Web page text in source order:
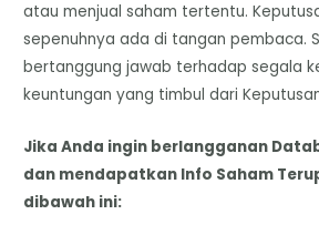
atau menjual saham tertentu.
sepenuhnya ada di tangan pembaca.
bertanggung jawab terhadap segala
keuntungan yang timbul dari
Jika Anda ingin berlangganan
dan mendapatkan Info Saham
dibawah ini: